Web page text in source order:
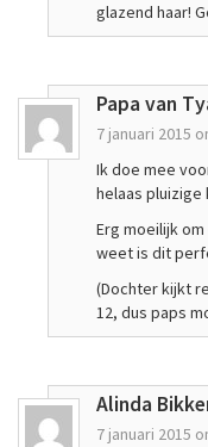
glazend haar!
Papa van
7 januari 2015
Ik doe mee
helaas pluizige
Erg moeilijk
weet is dit
(Dochter kijkt
12, dus paps
Alinda
7 januari 2015